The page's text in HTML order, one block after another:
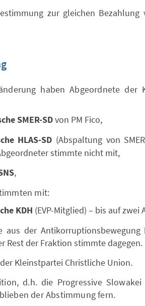
zur gleichen Bezahlung
haben Abgeordnete der
SMER-SDvon PM Fico,
HLAS-SD (Abspaltung von
stimmte nicht mit,
,
mit:
KDH (EVP-Mitglied) – bis auf zwei
aus der Antikorruptionsbewegung
Rest der Fraktion stimmte dagegen.
Kleinstpartei Christliche Union.
d.h. die Progressive
der Abstimmung fern.